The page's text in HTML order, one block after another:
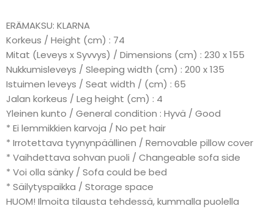
ERÄMAKSU: KLARNA
Korkeus / Height (cm) : 74
Mitat (Leveys x Syvvys) / Dimensions (cm) : 230 x 155
Nukkumisleveys / Sleeping width (cm) : 200 x 135
Istuimen leveys / Seat width / (cm) : 65
Jalan korkeus / Leg height (cm) : 4
Yleinen kunto / General condition : Hyvä / Good
* Ei lemmikkien karvoja / No pet hair
* Irrotettava tyynynpäällinen / Removable pillow cover
* Vaihdettava sohvan puoli / Changeable sofa side
* Voi olla sänky / Sofa could be bed
* Säilytyspaikka / Storage space
HUOM! Ilmoita tilausta tehdessä, kummalla puolella